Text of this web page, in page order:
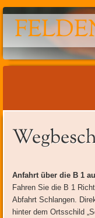
zum
Anfahrt über die B 1
Fahren Sie die B 1
Abfahrt Schlangen.
hinter dem Ortsschild